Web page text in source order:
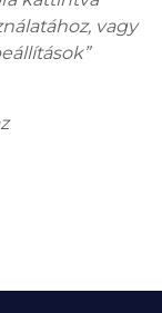
vagy